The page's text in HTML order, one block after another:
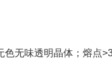
色无味透明晶体；熔点